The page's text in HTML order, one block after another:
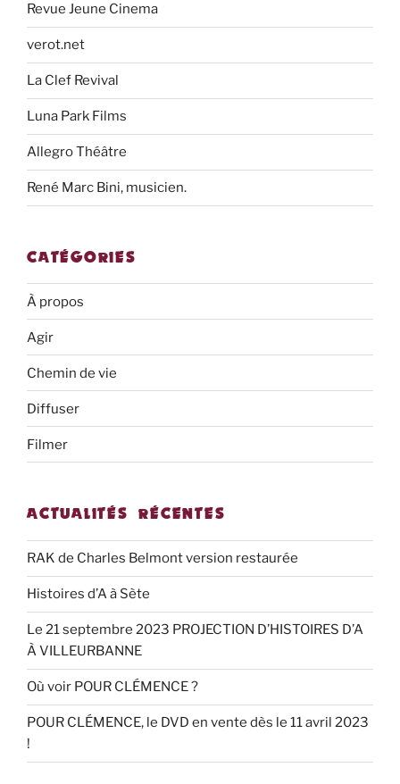
Revue Jeune Cinema
verot.net
La Clef Revival
Luna Park Films
Allegro Théâtre
René Marc Bini, musicien.
CATÉGORIES
À propos
Agir
Chemin de vie
Diffuser
Filmer
ACTUALITÉS RÉCENTES
RAK de Charles Belmont version restaurée
Histoires d’A à Sète
Le 21 septembre 2023 PROJECTION D’HISTOIRES D’A
À VILLEURBANNE
Où voir POUR CLÉMENCE ?
POUR CLÉMENCE, le DVD en vente dès le 11 avril 2023
!